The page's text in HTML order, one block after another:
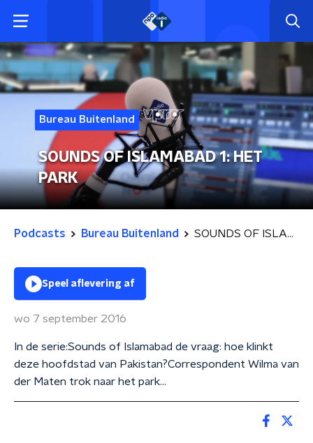
Bureau Buitenland
SOUNDS OF ISLAMABAD 1: HET
PARK
Podcasts Bureau Buitenland SOUNDS OF ISLAMABAD 1: HET PARK
Speel aflevering af
wo 7 september 2016
In de serie:Sounds of Islamabad de vraag: hoe klinkt
deze hoofdstad van Pakistan?Correspondent Wilma van
der Maten trok naar het park…